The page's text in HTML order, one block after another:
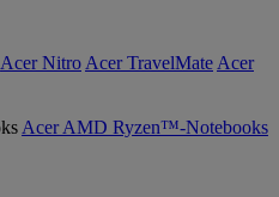
Acer Nitro Acer TravelMate Acer
Acer AMD Ryzen™-Notebooks